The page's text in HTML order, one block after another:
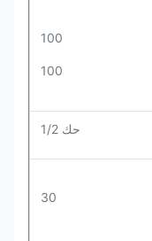
100
100
حك 1/2
30